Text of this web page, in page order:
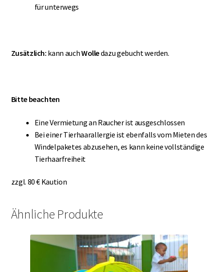
für unterwegs
Zusätzlich: kann auchWolledazu gebucht werden.
Bitte beachten
Eine Vermietung an Raucher ist ausgeschlossen
Bei einer Tierhaarallergie ist ebenfalls vom Mieten des
Windelpaketes abzusehen, es kann keine vollständige
Tierhaarfreiheit
zzgl. 80 € Kaution
Ähnliche Produkte